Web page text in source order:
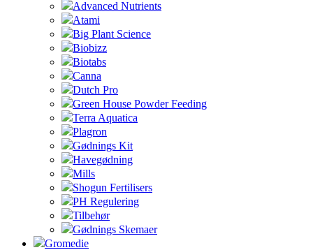
Advanced Nutrients
Atami
Big Plant Science
Biobizz
Biotabs
Canna
Dutch Pro
Green House Powder Feeding
Terra Aquatica
Plagron
Gødnings Kit
Havegødning
Mills
Shogun Fertilisers
PH Regulering
Tilbehør
Gødnings Skemaer
Gromedie